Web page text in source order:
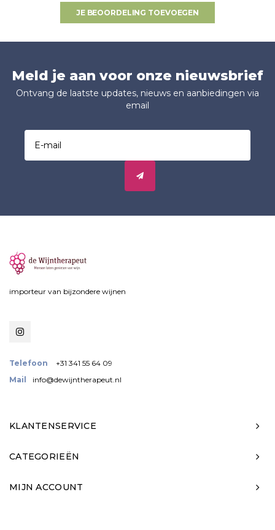
JE BEOORDELING TOEVOEGEN
Meld je aan voor onze nieuwsbrief
Ontvang de laatste updates, nieuws en aanbiedingen via
email
importeur van bijzondere wijnen
Telefoon
+31 341 55 64 09
Mail
info@dewijntherapeut.nl
KLANTENSERVICE
CATEGORIEËN
MIJN ACCOUNT